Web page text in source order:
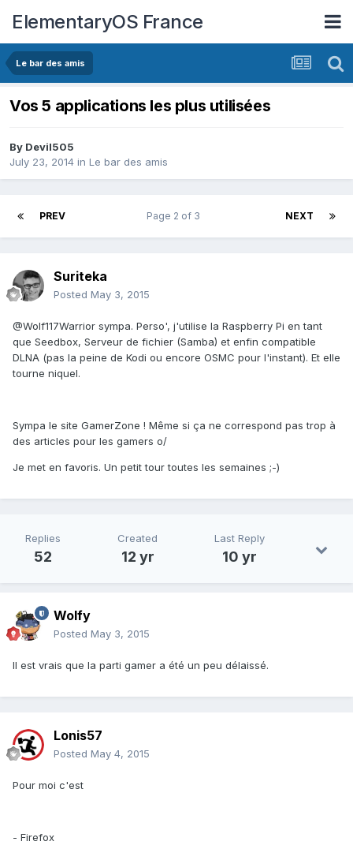
ElementaryOS France
Le bar des amis
Vos 5 applications les plus utilisées
By Devil505
July 23, 2014 in Le bar des amis
PREV NEXT
Page 2 of 3
Suriteka
Posted May 3, 2015
@Wolf117Warrior sympa. Perso', j'utilise la Raspberry Pi en tant
que Seedbox, Serveur de fichier (Samba) et enfin compatible
DLNA (pas la peine de Kodi ou encore OSMC pour l'instant). Et elle
tourne niquel.
Sympa le site GamerZone ! Même si ça ne correspond pas trop à
des articles pour les gamers o/
Je met en favoris. Un petit tour toutes les semaines ;-)
Replies
52
Created
12 yr
Last Reply
10 yr
Wolfy
Posted May 3, 2015
Il est vrais que la parti gamer a été un peu délaissé.
Lonis57
Posted May 4, 2015
Pour moi c'est
- Firefox